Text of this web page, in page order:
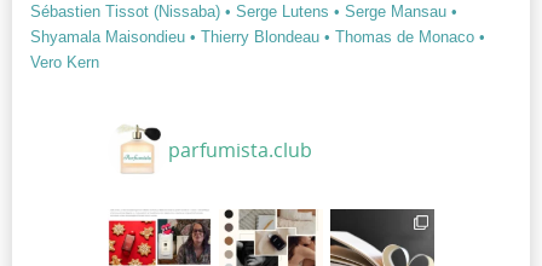
Sébastien Tissot (Nissaba) • Serge Lutens • Serge Mansau •
Shyamala Maisondieu • Thierry Blondeau • Thomas de Monaco •
Vero Kern
parfumista.club